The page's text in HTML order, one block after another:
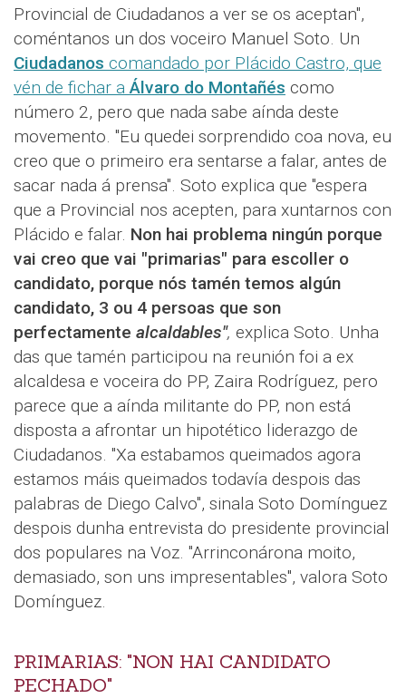
Provincial de Ciudadanos a ver se os aceptan",
coméntanos un dos voceiro Manuel Soto. Un
Ciudadanos comandado por Plácido Castro, que
vén de fichar a Álvaro do Montañés como
número 2, pero que nada sabe aínda deste
movemento. "Eu quedei sorprendido coa nova, eu
creo que o primeiro era sentarse a falar, antes de
sacar nada á prensa". Soto explica que "espera
que a Provincial nos acepten, para xuntarnos con
Plácido e falar. Non hai problema ningún porque
vai creo que vai "primarias" para escoller o
candidato, porque nós tamén temos algún
candidato, 3 ou 4 persoas que son
perfectamente alcaldables", explica Soto. Unha
das que tamén participou na reunión foi a ex
alcaldesa e voceira do PP, Zaira Rodríguez, pero
parece que a aínda militante do PP, non está
disposta a afrontar un hipotético liderazgo de
Ciudadanos. "Xa estabamos queimados agora
estamos máis queimados todavía despois das
palabras de Diego Calvo", sinala Soto Domínguez
despois dunha entrevista do presidente provincial
dos populares na Voz. "Arrinconárona moito,
demasiado, son uns impresentables", valora Soto
Domínguez.
PRIMARIAS: "NON HAI CANDIDATO
PECHADO"